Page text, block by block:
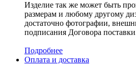
Изделие так же может быть
размерам и любому другому
достаточно фотографии,
подписания Договора
Подробнее
Оплата и доставка